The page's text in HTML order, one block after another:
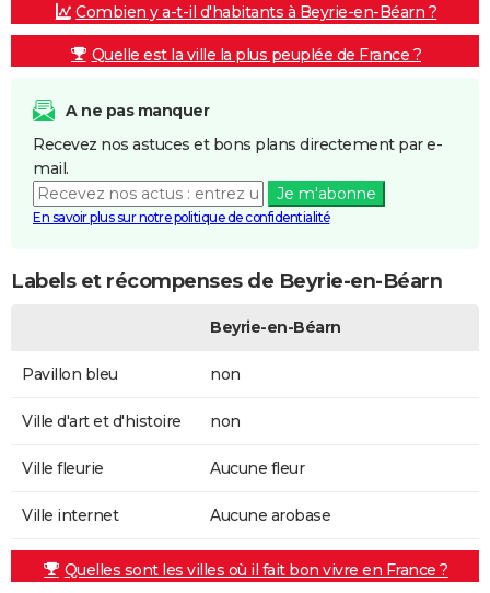
Combien y a-t-il d'habitants à Beyrie-en-Béarn ?
Quelle est la ville la plus peuplée de France ?
A ne pas manquer
Recevez nos astuces et bons plans directement par e-
mail.
Je m'abonne
En savoir plus sur notre politique de confidentialité
Labels et récompenses de Beyrie-en-Béarn
Beyrie-en-Béarn
Pavillon bleu non
Ville d'art et d'histoire non
Ville fleurie Aucune fleur
Ville internet Aucune arobase
Quelles sont les villes où il fait bon vivre en France ?